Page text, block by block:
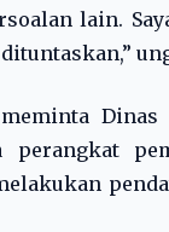
lain.
Dinas
perangkat